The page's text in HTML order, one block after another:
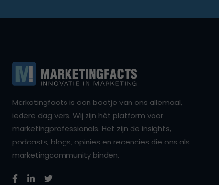
Marketingfacts is een beetje van ons allemaal,
iedere dag vers. Wij zijn hét platform voor
marketingprofessionals. Het zijn de insights,
podcasts, blogs, opinies en recencies die ons als
marketingcommunity binden.